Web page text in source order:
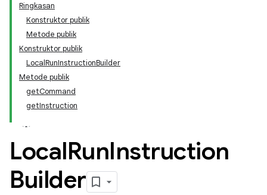
Ringkasan
Konstruktor publik
Metode publik
Konstruktor publik
LocalRunInstructionBuilder
Metode publik
getCommand
getInstruction
LocalRunInstruction
Builder